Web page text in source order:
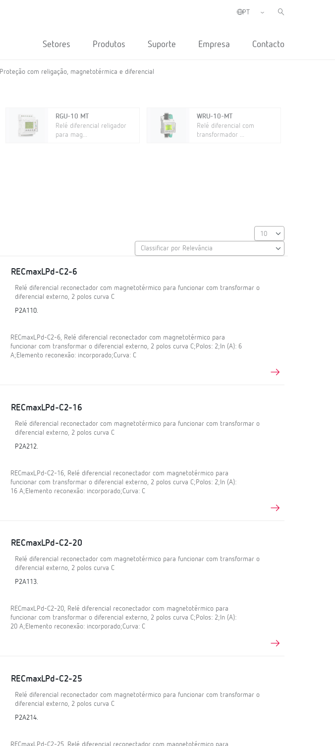
Setores Produtos Suporte Empresa Contacto
Proteção com religação, magnetotérmica e diferencial
RGU-10 MT
Relé diferencial religador
para mag...
WRU-10-MT
Relé diferencial com
transformador ...
RECmaxLPd-C2-6
Relé diferencial reconectador com magnetotérmico para funcionar com transformar o
diferencial externo, 2 polos curva C
P2A110.
RECmaxLPd-C2-6, Relé diferencial reconectador com magnetotérmico para
funcionar com transformar o diferencial externo, 2 polos curva C;Polos: 2;In (A): 6
A;Elemento reconexão: incorporado;Curva: C
RECmaxLPd-C2-16
Relé diferencial reconectador com magnetotérmico para funcionar com transformar o
diferencial externo, 2 polos curva C
P2A212.
RECmaxLPd-C2-16, Relé diferencial reconectador com magnetotérmico para
funcionar com transformar o diferencial externo, 2 polos curva C;Polos: 2;In (A):
16 A;Elemento reconexão: incorporado;Curva: C
RECmaxLPd-C2-20
Relé diferencial reconectador com magnetotérmico para funcionar com transformar o
diferencial externo, 2 polos curva C
P2A113.
RECmaxLPd-C2-20, Relé diferencial reconectador com magnetotérmico para
funcionar com transformar o diferencial externo, 2 polos curva C;Polos: 2;In (A):
20 A;Elemento reconexão: incorporado;Curva: C
RECmaxLPd-C2-25
Relé diferencial reconectador com magnetotérmico para funcionar com transformar o
diferencial externo, 2 polos curva C
P2A214.
RECmaxLPd-C2-25, Relé diferencial reconectador com magnetotérmico para